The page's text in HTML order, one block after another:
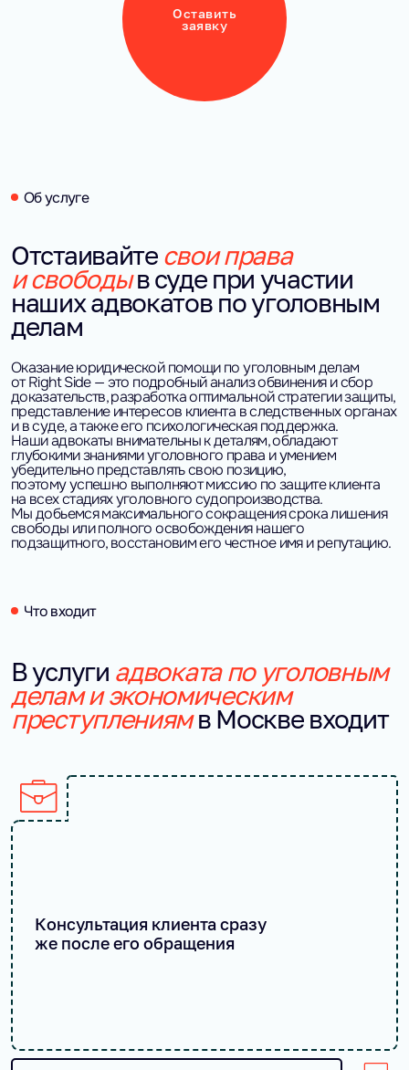
Оставить
заявку
Об услуге
Отстаивайте свои права
и свободыв суде при участии
наших адвокатов по уголовным
делам
Оказание юридической помощи по уголовным делам
от Right Side — это подробный анализ обвинения и сбор
доказательств, разработка оптимальной стратегии защиты,
представление интересов клиента в следственных органах
и в суде, а также его психологическая поддержка.
Наши адвокаты внимательны к деталям, обладают
глубокими знаниями уголовного права и умением
убедительно представлять свою позицию,
поэтому успешно выполняют миссию по защите клиента
на всех стадиях уголовного судопроизводства.
Мы добьемся максимального сокращения срока лишения
свободы или полного освобождения нашего
подзащитного, восстановим его честное имя и репутацию.
Что входит
В услуги адвоката по уголовным
делам и экономическим
преступлениямв Москве входит
Консультация клиента сразу
же после его обращения